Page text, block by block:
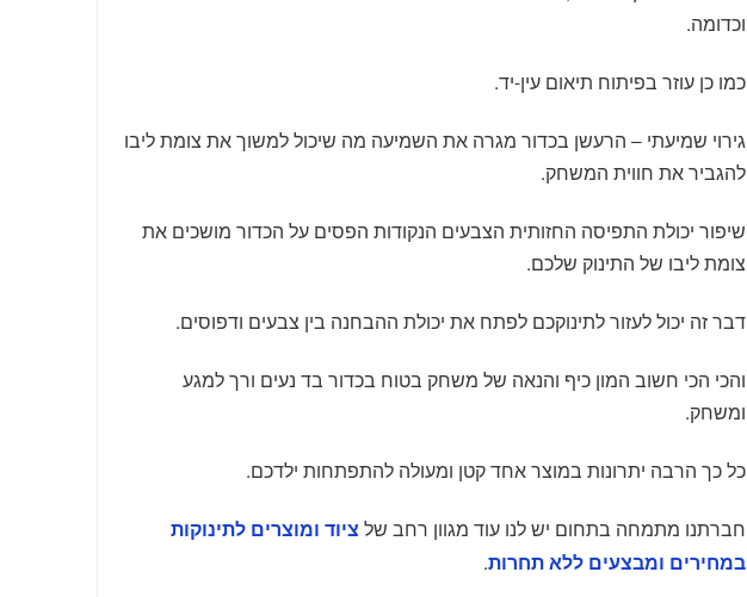
וכדומה.
כמו כן עוזר בפיתוח תיאום עין-יד.
גירוי שמיעתי – הרעשן בכדור מגרה את השמיעה מה שיכול למשוך את צומת ליבו
להגביר את חווית המשחק.
שיפור יכולת התפיסה החזותית הצבעים הנקודות הפסים על הכדור מושכים את
צומת ליבו של התינוק שלכם.
דבר זה יכול לעזור לתינוקכם לפתח את יכולת ההבחנה בין צבעים ודפוסים.
והכי הכי חשוב המון כיף והנאה של משחק בטוח בכדור בד נעים ורך למגע
ומשחק.
כל כך הרבה יתרונות במוצר אחד קטן ומעולה להתפתחות ילדכם.
חברתנו מתמחה בתחום יש לנו עוד מגוון רחב של ציוד ומוצרים לתינוקות
במחירים ומבצעים ללא תחרות.